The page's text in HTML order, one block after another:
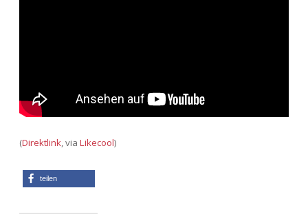
Adventskalender 2016
Adventskalender 2017
(Direktlink, via Likecool)
teilen